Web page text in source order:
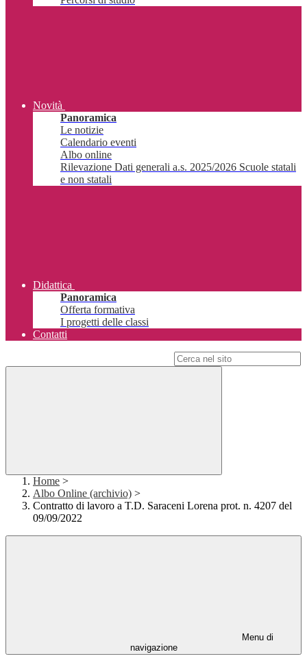
Novità
Panoramica
Le notizie
Calendario eventi
Albo online
Rilevazione Dati generali a.s. 2025/2026 Scuole statali
e non statali
Didattica
Panoramica
Offerta formativa
I progetti delle classi
Contatti
Home >
Albo Online (archivio) >
Contratto di lavoro a T.D. Saraceni Lorena prot. n. 4207 del
09/09/2022
Menu di
navigazione